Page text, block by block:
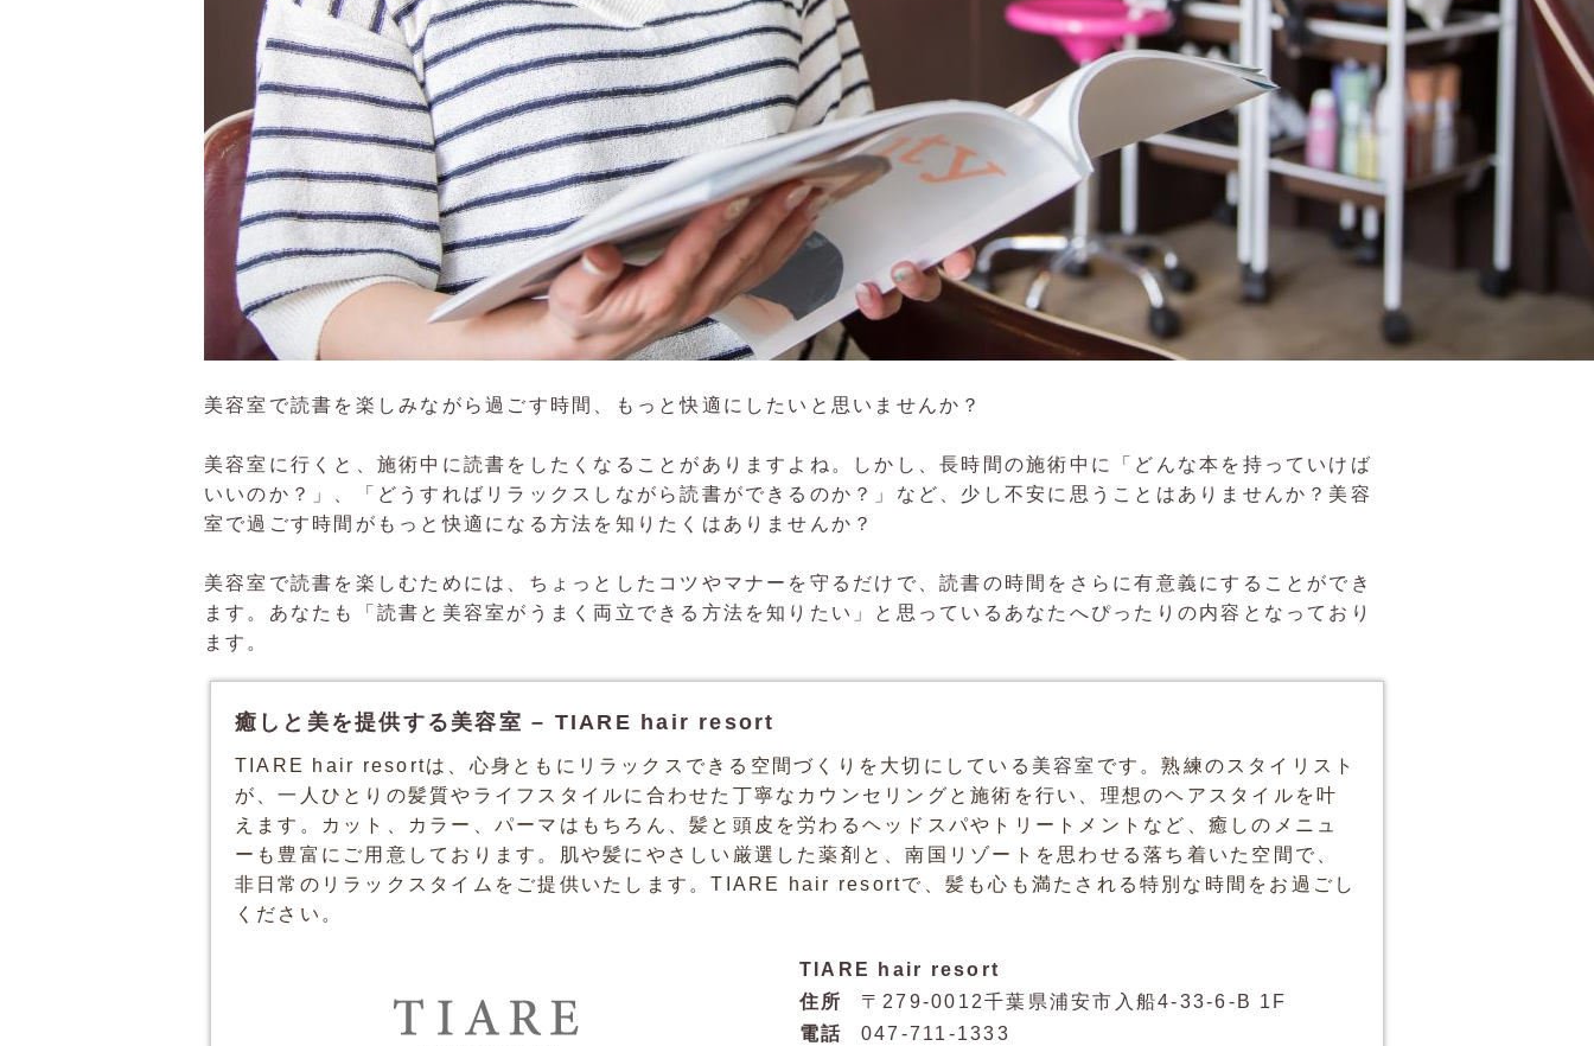
美容室で読書を楽しみながら過ごす時間、もっと快適にしたいと思いませんか？
美容室に行くと、施術中に読書をしたくなることがありますよね。しかし、長時間の施術中に「どんな本を持っていけば
いいのか？」、「どうすればリラックスしながら読書ができるのか？」など、少し不安に思うことはありませんか？美容
室で過ごす時間がもっと快適になる方法を知りたくはありませんか？
美容室で読書を楽しむためには、ちょっとしたコツやマナーを守るだけで、読書の時間をさらに有意義にすることができ
ます。あなたも「読書と美容室がうまく両立できる方法を知りたい」と思っているあなたへぴったりの内容となっており
ます。
癒しと美を提供する美容室 – TIARE hair resort
TIARE hair resortは、心身ともにリラックスできる空間づくりを大切にしている 美容室 です。熟練のスタイリスト
が、一人ひとりの髪質やライフスタイルに合わせた丁寧なカウンセリングと施術を行い、理想のヘアスタイルを叶
えます。カット、カラー、パーマはもちろん、髪と頭皮を労わるヘッドスパやトリートメントなど、癒しのメニュ
ーも豊富にご用意しております。肌や髪にやさしい厳選した薬剤と、南国リゾートを思わせる落ち着いた空間で、
非日常のリラックスタイムをご提供いたします。TIARE hair resortで、髪も心も満たされる特別な時間をお過ごし
ください。
TIARE hair resort
住所
〒279-0012千葉県浦安市入船4-33-6-B 1F
電話
047-711-1333